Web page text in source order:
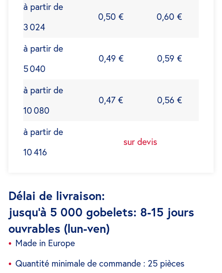
à partir de
3 024
0,50 € 0,60 €
à partir de
5 040
0,49 € 0,59 €
à partir de
10 080
0,47 € 0,56 €
à partir de
10 416
sur devis
Délai de livraison:
jusqu'à 5 000 gobelets: 8-15 jours
ouvrables (lun-ven)
Made in Europe
Quantité minimale de commande : 25 pièces